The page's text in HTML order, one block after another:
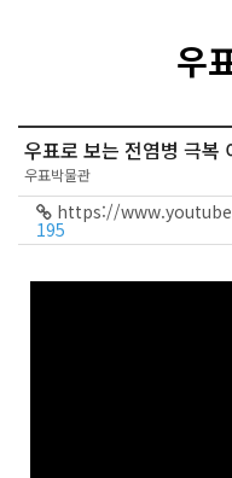
우
우표로 보는 전염병 극복
우표박물관
https://
195